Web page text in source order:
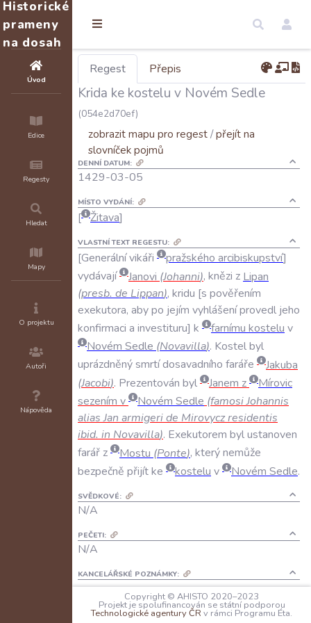
Historické
prameny
na dosah
Úvod
Edice
Regesty
Hledat
Mapy
O projektu
Autoři
Nápověda
Regest Přepis
Krida ke kostelu v Novém Sedle
(054e2d70ef)
zobrazit mapu pro regest/přejít na
slovníček pojmů
DENNÍ DATUM:
1429-03-05
MÍSTO VYDÁNÍ:
Žitava
VLASTNÍ TEXT REGESTU:
Generálnívikáři pražského arcibiskupství
vydávají
Janovi (Johanni), knězi z Lipan
(presb. de Lippan), kridu s pověřením
exekutora, abypo jejím vyhlášeníprovedl jeho
konfirmaci a investituru k farnímu kostelu v
Novém Sedle (Novavilla). Kostelbyl
uprázdněnýsmrtídosavadního faráře
Jakuba
(Jacobi). Prezentován byl Janem z
Mírovic
sezením v Novém Sedle (famosiJohannis
alias Jan armigeride Mirovyczresidentis
ibid. in Novavilla). Exekutorem bylustanoven
farář z Mostu (Ponte), kterýnemůže
bezpečně přijítke kostelu v Novém Sedle.
SVĚDKOVÉ:
N/A
PEČETI:
N/A
KANCELÁŘSKÉ POZNÁMKY:
N/A
JAZYK:
Copyright © AHISTO 2020–2023
Projekt je spolufinancován se státní podporou
Technologické agentury ČR v rámci Programu Éta.